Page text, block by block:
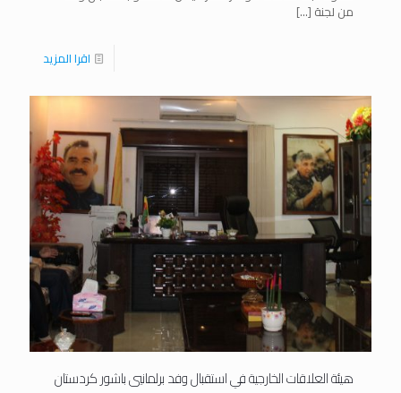
من لجنة […]
اقرا المزيد
هيئة العلاقات الخارجية في استقبال وفد برلمانيي باشور كردستان